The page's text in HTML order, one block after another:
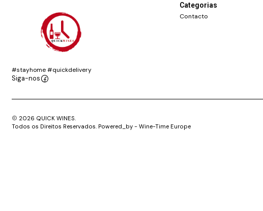
#stayhome #quickdelivery
Siga-nos
Categorias
Contacto
2026 QUICK WINES.
Todos os Direitos Reservados. Powered_by - Wine-Time Europe